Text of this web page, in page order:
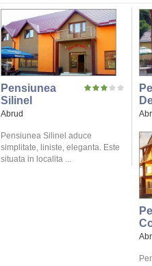
Pensiunea
Silinel
Abrud
Pensiunea Silinel aduce
simplitate, liniste, eleganta. Este
situata in localita ...